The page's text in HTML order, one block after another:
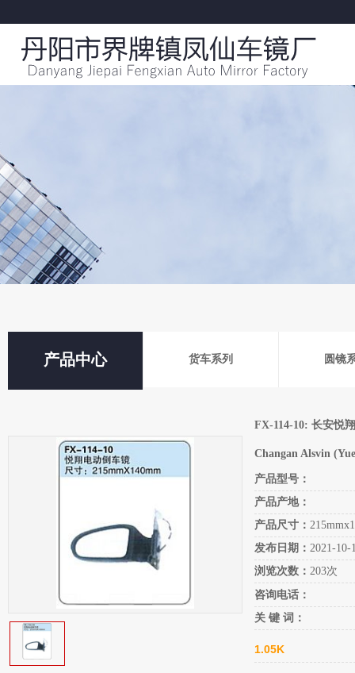
产品中心 货车系列 圆镜
FX-114-10: 长安悦
Changan Alsvin
产品型号：
产品产地：
产品尺寸：
发布日期： 2021-10-
浏览次数： 203次
咨询电话：
关 键 词：
1.05K